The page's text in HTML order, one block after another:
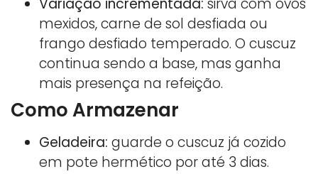
Variação incrementada: sirva com ovos
mexidos, carne de sol desfiada ou
frango desfiado temperado. O cuscuz
continua sendo a base, mas ganha
mais presença na refeição.
Como Armazenar
Geladeira: guarde o cuscuz já cozido
em pote hermético por até 3 dias.